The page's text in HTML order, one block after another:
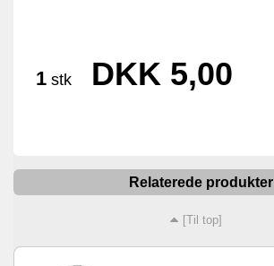
1 stk DKK 5,00
Relaterede produkter
[Til top]